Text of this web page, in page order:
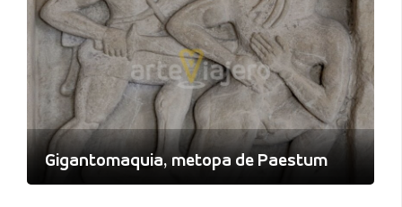
Gigantomaquia, metopa de Paestum